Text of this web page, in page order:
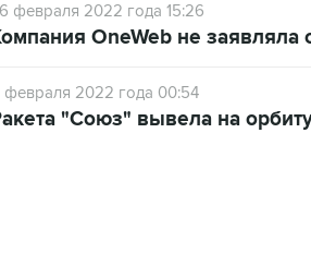
февраля 2022 года 15:26
OneWeb не заявляла
февраля 2022 года 00:54
"Союз" вывела на